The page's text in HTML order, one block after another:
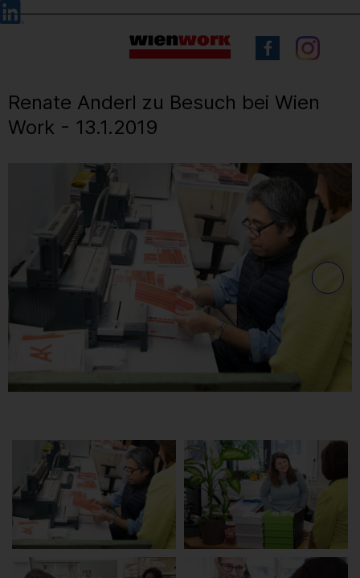
Barrierefreie
Bedienung
Sprachauswahl
Renate Anderl zu Besuch bei Wien
Work - 13.1.2019